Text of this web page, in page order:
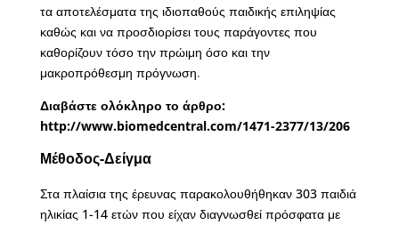
τα αποτελέσματα της ιδιοπαθούς παιδικής επιληψίας
καθώς και να προσδιορίσει τους παράγοντες που
καθορίζουν τόσο την πρώιμη όσο και την
μακροπρόθεσμη πρόγνωση.
Διαβάστε ολόκληρο το άρθρο:
http://www.biomedcentral.com/1471-2377/13/206
Μέθοδος-Δείγμα
Στα πλαίσια της έρευνας παρακολουθήθηκαν 303 παιδιά
ηλικίας 1-14 ετών που είχαν διαγνωσθεί πρόσφατα με